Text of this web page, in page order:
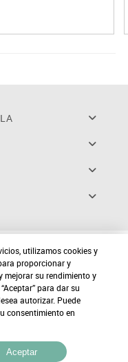
utilizamos cookies y
proporcionar y
mejorar su rendimiento y
para dar su
autorizar. Puede
consentimiento en
Aceptar